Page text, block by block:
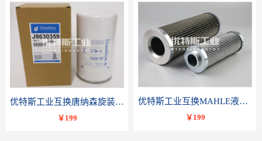
优特斯工业互换唐纳森旋装滤芯J8630359
￥199
优特斯工业互换MAHLE液压滤芯PI 3230 PSV ST 10 PI3230SMXVST10
￥199